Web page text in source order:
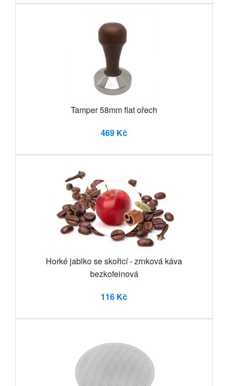
Tamper 58mm flat ořech
469 Kč
Horké jablko se skořicí - zrnková káva
bezkofeinová
116 Kč